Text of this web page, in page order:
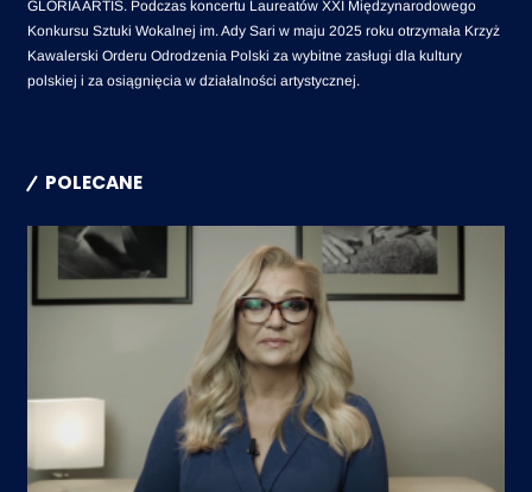
GLORIA ARTIS. Podczas koncertu Laureatów XXI Międzynarodowego
Konkursu Sztuki Wokalnej im. Ady Sari w maju 2025 roku otrzymała Krzyż
Kawalerski Orderu Odrodzenia Polski za wybitne zasługi dla kultury
polskiej i za osiągnięcia w działalności artystycznej.
POLECANE